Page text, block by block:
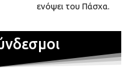
ενόψει του Πάσχα.